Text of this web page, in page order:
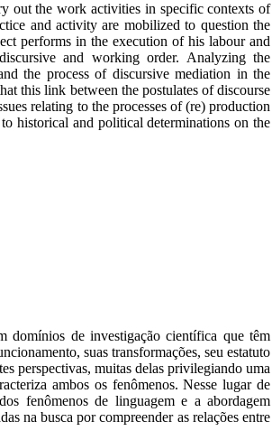
out the work activities in specific contexts of
and activity are mobilized to question the
performs in the execution of his labourand
and working order. Analyzing the
the process of discursive mediation in the
this link between the postulates of discourse
relating to the processes of (re)production
historical and political determinations on the
domínios de investigação científica que têm
suas transformações, seu estatuto
perspectivas, muitas delas privilegiando uma
ambos os fenômenos. Nesse lugar de
fenômenos de linguagem e a abordagem
na busca por compreender as relações entre